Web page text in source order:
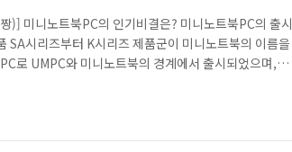
미니노트북PC의 인기비결은? 미니노트북PC의 출시
SA시리즈부터 K시리즈 제품군이 미니노트북의 이름을
로 UMPC와 미니노트북의 경계에서 출시되었으며,
북PC 시장의 열풍에 불을 지폈다. 조이젠의
소비자를 중심으로 '예쁜디자인의 미니노트북'이라는